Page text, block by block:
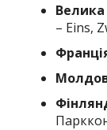
Велика
– Eins,